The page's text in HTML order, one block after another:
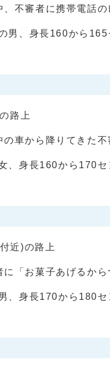
不審者に携帯電話の
男、身長160から
路上
車から降りてきた不
、身長160から170
近)の路上
「お菓子あげるか
、身長170から180